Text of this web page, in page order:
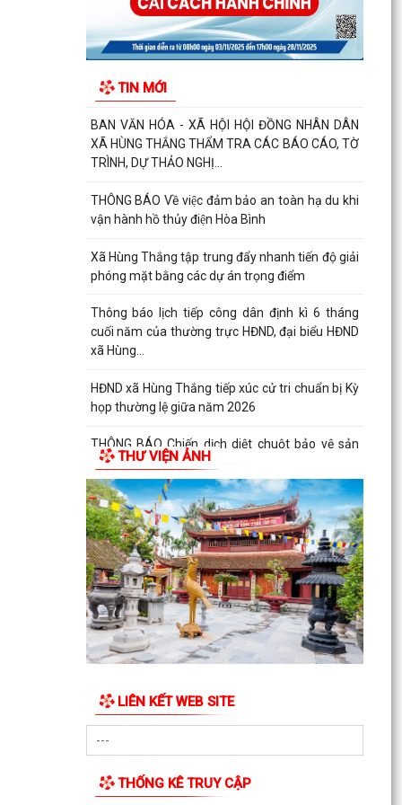
TIN MỚI
cuối năm của thường trực HĐND, đại biểu HĐND
xã Hùng...
họp thường lệ giữa năm 2026
THÔNG BÁO Chiến dịch diệt chuột bảo vệ sản
xuất vụ Mùa năm 2026 trên địa bàn xã Hùng
Thắng
Về việc ủy quyền thực hiện nhiệm vụ thuộc thẩm
quyền của Ủy ban nhân dân thành phố trong
Quyết định số 2569/QĐ-UBND ngày 03/7/2026
việc công bố...
QĐ ban hành Nội quy tiếp công dân tại trụ sở
Kế hoạch tiếp công dân 6 tháng cuối năm 2026
Quyết định ban hành Quy chế tiếp công dân của
Chủ tịch UBND xã Hùng Thắng
XÃ HÙNG THẮNG TỔ CHỨC LỄ CHÀO CỜ ĐẦU
THÁNG 7 NĂM 2026
THÔNG BÁO Về việc công khai niêm yết về nghĩa
vụ thuế và tạm hoãn xuất cảnh đối với công dân
trên...
V/v triển khai thực hiện Quyết định số
Xã Hùng Thắng công bố các quyết định về công
tác cán bộ
Xã Hùng Thắng sơ kết nhiệm vụ phát triển kinh
tế - xã hội 6 tháng đầu năm, triển khai nhiệm vụ
THƯ VIỆN ẢNH
LIÊN KẾT WEB SITE
THỐNG KÊ TRUY CẬP